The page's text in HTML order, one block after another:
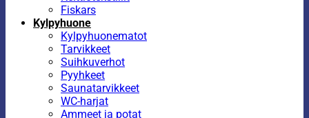
Fiskars
Kylpyhuone
Kylpyhuonematot
Tarvikkeet
Suihkuverhot
Pyyhkeet
Saunatarvikkeet
WC-harjat
Ammeet ja potat